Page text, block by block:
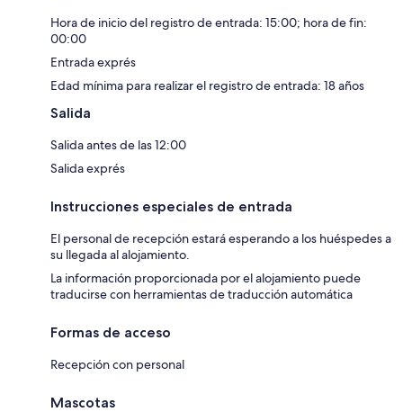
Hora de inicio del registro de entrada: 15:00; hora de fin:
00:00
Entrada exprés
Edad mínima para realizar el registro de entrada: 18 años
Salida
Salida antes de las 12:00
Salida exprés
Instrucciones especiales de entrada
El personal de recepción estará esperando a los huéspedes a
su llegada al alojamiento.
La información proporcionada por el alojamiento puede
traducirse con herramientas de traducción automática
Formas de acceso
Recepción con personal
Mascotas